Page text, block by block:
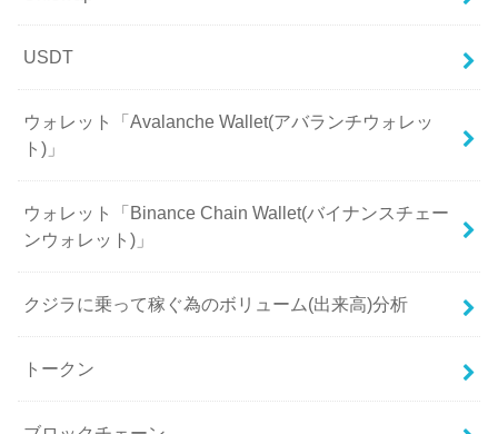
USDT
ウォレット「Avalanche Wallet(アバランチウォレッ
ト)」
ウォレット「Binance Chain Wallet(バイナンスチェー
ンウォレット)」
クジラに乗って稼ぐ為のボリューム(出来高)分析
トークン